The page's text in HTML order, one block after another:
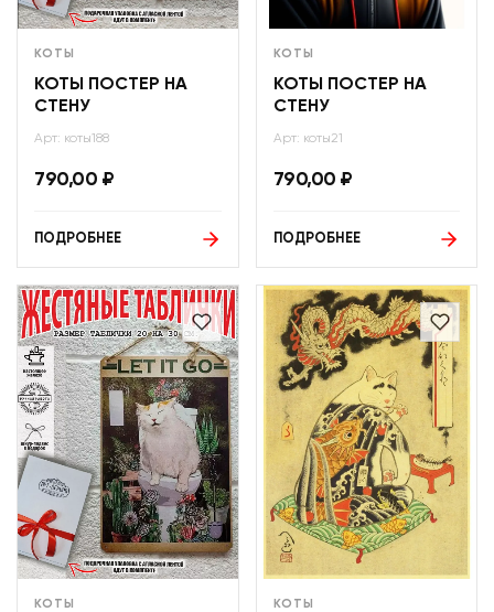
КОТЫ
КОТЫ ПОСТЕР НА
СТЕНУ
Арт: коты188
790,00 ₽
ПОДРОБНЕЕ
КОТЫ
КОТЫ ПОСТЕР НА
СТЕНУ
Арт: коты21
790,00 ₽
ПОДРОБНЕЕ
КОТЫ КОТЫ